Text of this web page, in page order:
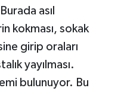
asıl
kokması, sokak
girip oraları
yayılması.
bulunuyor. Bu